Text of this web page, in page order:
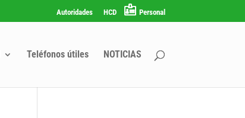
Autoridades HCD Personal
Teléfonos útiles NOTICIAS